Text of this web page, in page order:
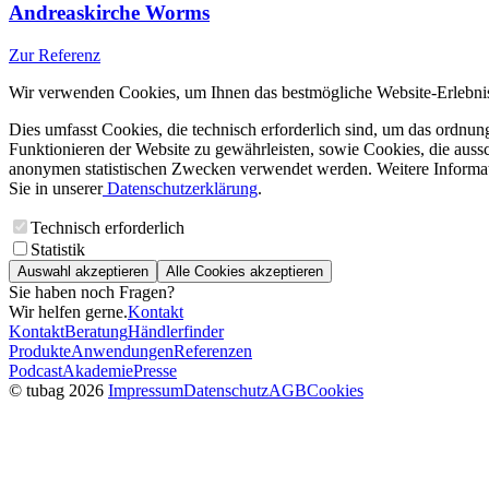
Andreaskirche Worms
Zur Referenz
Wir verwenden Cookies, um Ihnen das bestmögliche Website-
Dies umfasst Cookies, die technisch erforderlich sind, um das
Funktionieren der Website zu gewährleisten, sowie Cookies, die
anonymen statistischen Zwecken verwendet werden. Weitere
Sie in unsererDatenschutzerklärung.
Technisch erforderlich
Statistik
Auswahl akzeptieren Alle Cookies akzeptieren
Sie haben noch Fragen?
Wir helfen gerne.Kontakt
KontaktBeratungHändlerfinder
ProdukteAnwendungenReferenzen
PodcastAkademiePresse
© tubag 2026 ImpressumDatenschutzAGBCookies